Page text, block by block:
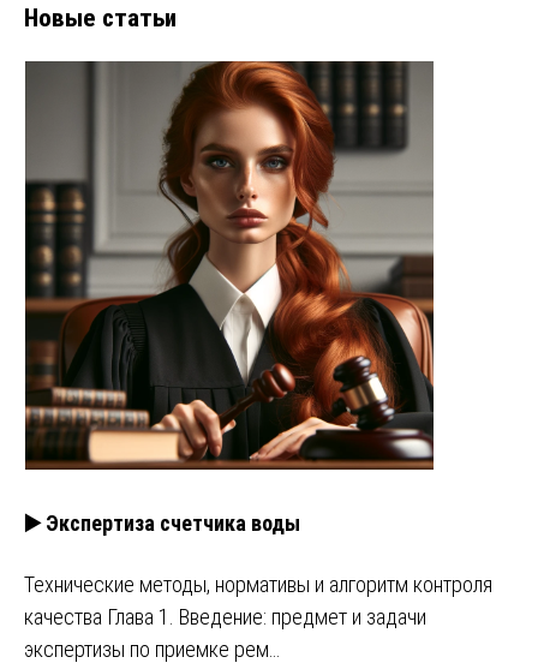
Новые статьи
▶️ Экспертиза счетчика воды
Технические методы, нормативы и алгоритм контроля
качества Глава 1. Введение: предмет и задачи
экспертизы по приемке рем…